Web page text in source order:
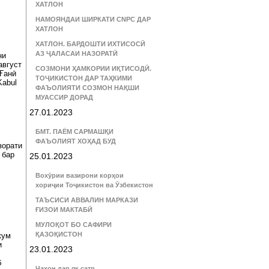
бар
ХАТЛОН
НАМОЯНДАИ ШИРКАТИ CNPC ДАР
ХАТЛОН
ХАТЛОН. БАРДОШТИ ИХТИСОСӢ
АЗ ҶАЛАСАИ НАЗОРАТӢ
СОЗМОНИ ҲАМКОРИИ ИҚТИСОДӢ.
ТОҶИКИСТОН ДАР ТАҲКИМИ
ФАЪОЛИЯТИ СОЗМОН НАҚШИ
МУАССИР ДОРАД
27.01.2023
БМТ. ПАЁМ САРМАШҚИ
ФАЪОЛИЯТ ХОҲАД БУД
25.01.2023
Вохӯрии вазирони корҳои
хориҷии Тоҷикистон ва Ӯзбекистон
ТАЪСИСИ АВВАЛИН МАРКАЗИ
ҒИЗОИ МАКТАБӢ
МУЛОҚОТ БО САФИРИ
ҚАЗОҚИСТОН
23.01.2023